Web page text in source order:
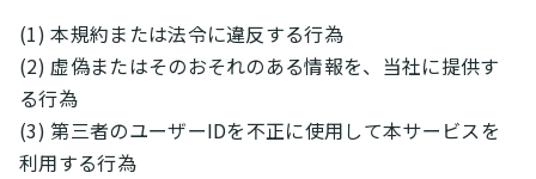
(1) 本規約または法令に違反する行為
(2) 虚偽またはそのおそれのある情報を、当社に提供す
る行為
(3) 第三者のユーザーIDを不正に使用して本サービスを
利用する行為